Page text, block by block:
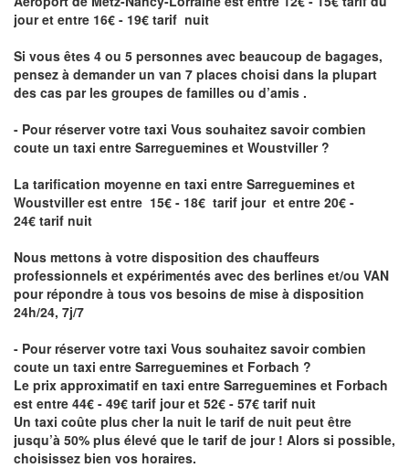
jour et entre 16€ - 19€ tarif nuit
Si vous êtes 4 ou 5 personnes avec beaucoup de bagages,
pensez à demander un van 7 places choisi dans la plupart
des cas par les groupes de familles ou d’amis .
- Pour réserver votre taxi Vous souhaitez savoircombien
coute un taxi entre Sarreguemines et Woustviller ?
La tarification moyenne en taxi entre Sarreguemines et
Woustviller est entre 15€ - 18€ tarif jour et entre 20€ -
24€ tarif nuit
Nous mettons à votre disposition des chauffeurs
professionnels et expérimentés avec des berlines et/ou VAN
pour répondre à tous vos besoins de mise à disposition
24h/24, 7j/7
- Pour réserver votre taxi Vous souhaitez savoircombien
coute un taxi entre Sarreguemines et Forbach ?
Le prix approximatif en taxi entre Sarreguemines et Forbach
est entre 44€ - 49€ tarif jour et 52€ - 57€ tarif nuit
Un taxi coûte plus cher la nuit le tarif de nuit peut être
jusqu’à 50% plus élevé que le tarif de jour ! Alors si possible,
choisissez bien vos horaires.